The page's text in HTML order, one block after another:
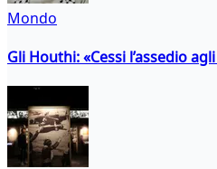
Mondo
Gli Houthi: «Cessi l’assedio